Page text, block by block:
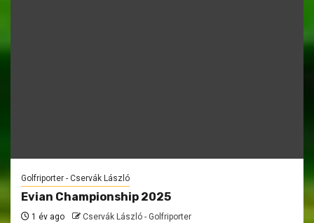
Golfriporter - Cservák László
Evian Championship 2025
1 év ago Cservák László - Golfriporter